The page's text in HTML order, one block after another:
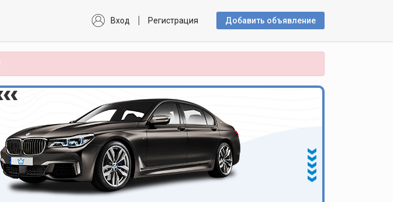
Вход Регистрация Добавить объявлениe